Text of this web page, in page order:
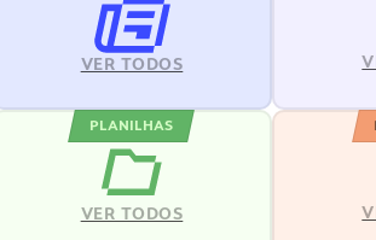
VER TODOS
PLANILHAS
VER TODOS